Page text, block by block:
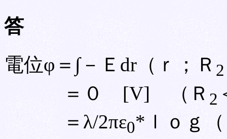
答
電位φ＝∫－Ｅdr（ｒ；Ｒ2
＝０ [V] （Ｒ 2
＝λ/2πε0*ｌｏｇ